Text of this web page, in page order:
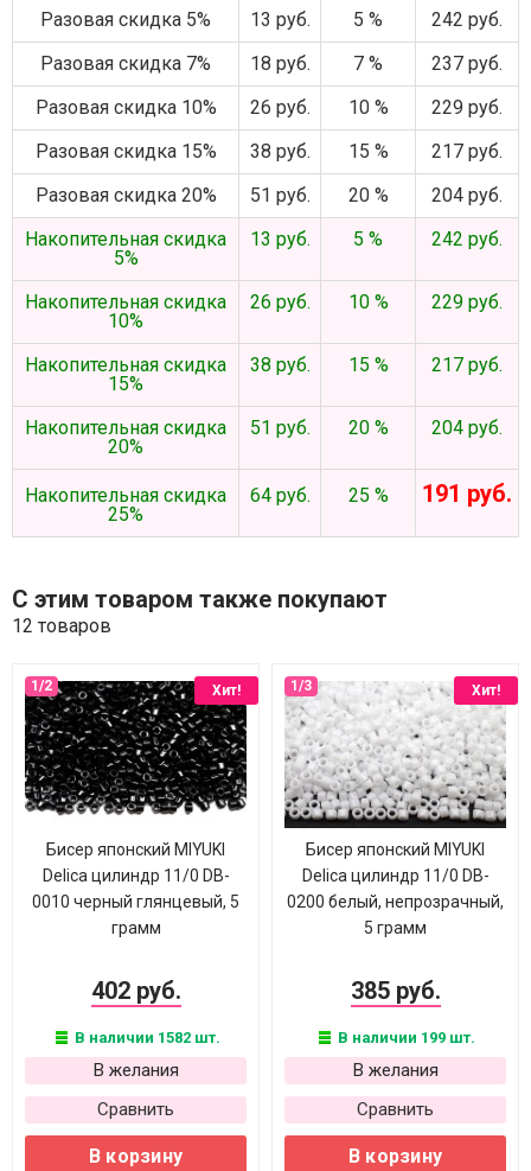
Разовая скидка 5% 13 руб. 5 %
242 руб.
Разовая скидка 7%
18 руб. 7 %
237 руб.
Разовая скидка 10%
26 руб. 10 %
229 руб.
Разовая скидка 15%
38 руб. 15 %
217 руб.
Разовая скидка 20%
51 руб. 20 %
204 руб.
Накопительная скидка
5%
13 руб. 5 % 242 руб.
Накопительная скидка
10%
26 руб. 10 % 229 руб.
Накопительная скидка
15%
38 руб. 15 % 217 руб.
Накопительная скидка
20%
51 руб. 20 % 204 руб.
Накопительная скидка
25%
64 руб. 25 % 191 руб.
С этим товаром также покупают
12 товаров
Хит!
Бисер японский MIYUKI
Delica цилиндр 11/0 DB-
0010 черный глянцевый, 5
грамм
402 руб.
В наличии 1582 шт.
В желания
Сравнить
В корзину
Хит!
Бисер японский MIYUKI
Delica цилиндр 11/0 DB-
0200 белый, непрозрачный,
5 грамм
385 руб.
В наличии 199 шт.
В желания
Сравнить
В корзину